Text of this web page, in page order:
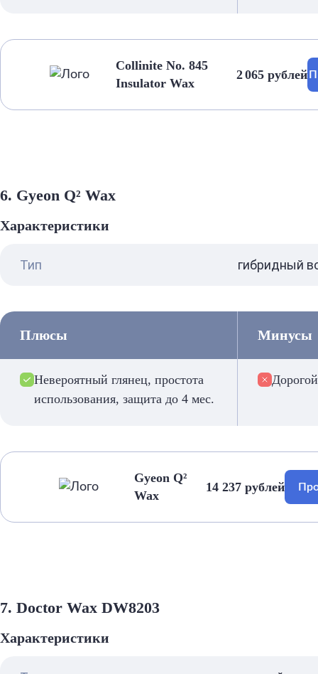
Collinite No. 845
Insulator Wax
2 065 рублей
6. Gyeon Q² Wax
Характеристики
Тип гибридный
Плюсы
Невероятный глянец, простота
использования, защита до 4 мес.
Минусы
Дорогой
Gyeon Q²
Wax
14 237 рублей
7. Doctor Wax DW8203
Характеристики